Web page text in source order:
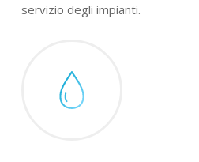
servizio degli impianti.